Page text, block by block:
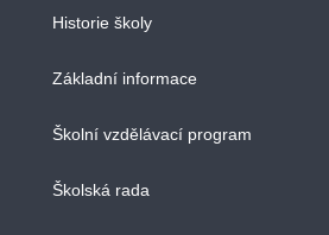
Historie školy
Základní informace
Školní vzdělávací program
Školská rada